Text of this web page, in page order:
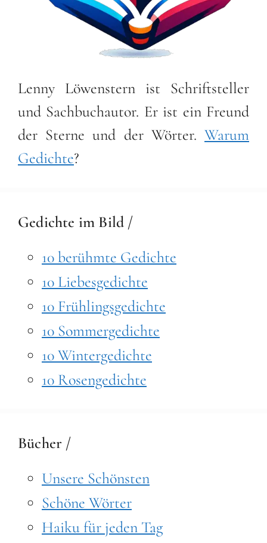
Lenny Löwenstern ist Schriftsteller
und Sachbuchautor. Er ist ein Freund
der Sterne und der Wörter. Warum
Gedichte?
Gedichte im Bild /
10 berühmte Gedichte
10 Liebesgedichte
10 Frühlingsgedichte
10 Sommergedichte
10 Wintergedichte
10 Rosengedichte
Bücher /
Unsere Schönsten
Schöne Wörter
Haiku für jeden Tag